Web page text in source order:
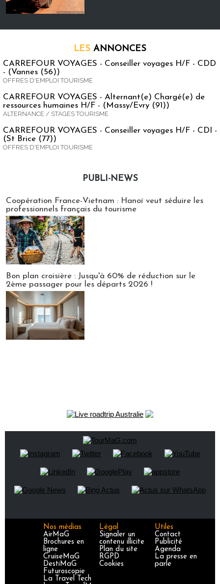
LES ANNONCES
CARREFOUR VOYAGES - Conseiller voyages H/F - CDD
- (Vannes (56))
OFFRES D'EMPLOI TOURISME
CARREFOUR VOYAGES - Alternant(e) Chargé(e) de
ressources humaines H/F - (Massy/Evry (91))
ALTERNANCE / STAGES TOURISME
CARREFOUR VOYAGES - Conseiller voyages H/F - CDI -
(St Brice (77))
OFFRES D'EMPLOI TOURISME
PUBLI-NEWS
Coopération France-Vietnam : Hanoï veut séduire les
professionnels français du tourisme
Bon plan croisière : Jusqu'à 60% de réduction sur le
2ème passager pour les départs 2026 !
Nos médias
AirMaG
Brochures en
ligne
CruiseMaG
DestiMaG
Futuroscopie
La Travel Tech
Légal
Signaler un
contenu illicite
Plan du site
RGPD
Cookies
Utiles
Contact
Publicité
Agenda
La presse en
parle